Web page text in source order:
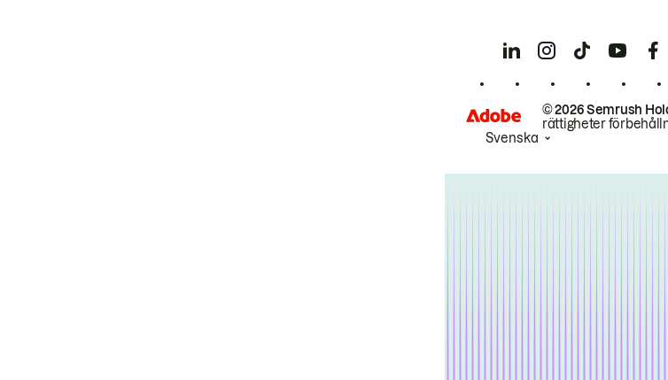
© 2026 Semrush
rättigheter
Svenska